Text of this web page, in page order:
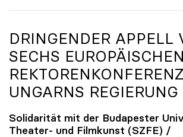
DRINGENDER APPELL
SECHS EUROPÄISCHEN
UNGARNS REGIERUNG
Solidarität mit der Budapester
Theater- und Filmkunst (SZFE) /